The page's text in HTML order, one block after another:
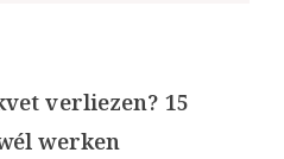
verliezen? 15
werken